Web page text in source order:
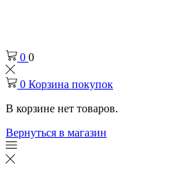
0 0
0 Корзина покупок
В корзине нет товаров.
Вернуться в магазин